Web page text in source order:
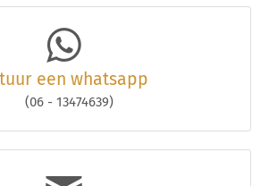
een whatsapp
(06 - 13474639)